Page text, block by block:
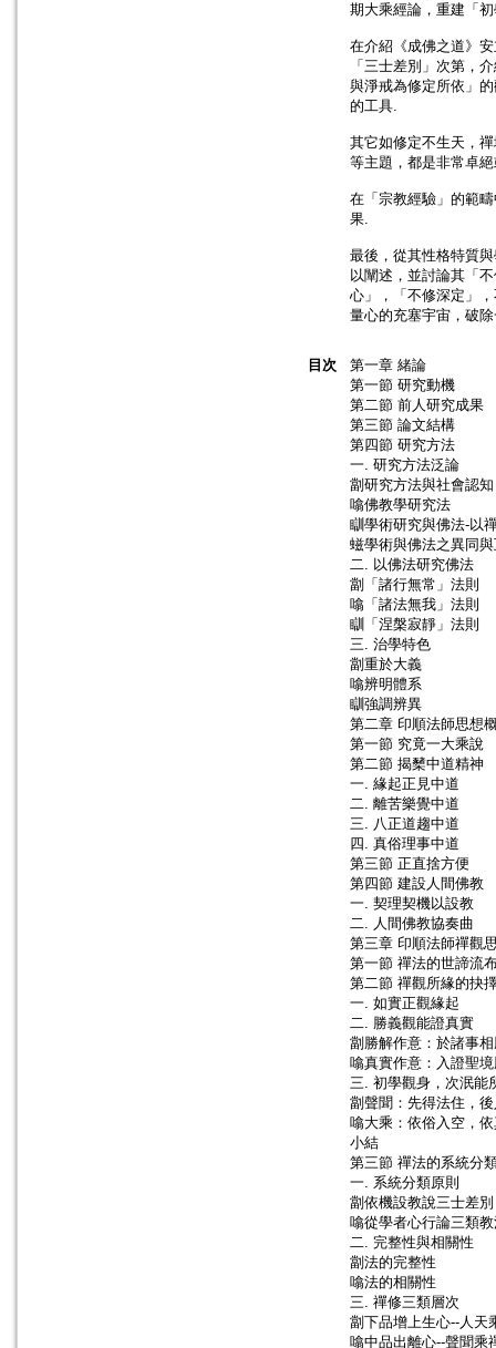
期大乘經論，重建「
在介紹《成佛之道》
「三士差別」次第，
與淨戒為修定所依」
的工具.
其它如修定不生天，
等主題，都是非常卓
在「宗教經驗」的範
果.
最後，從其性格特質
以闡述，並討論其「
心」，「不修深定」
量心的充塞宇宙，破
目次
第一章 緒論
第一節 研究動機
第二節 前人研究成果
第三節 論文結構
第四節 研究方法
一. 研究方法泛論
劏研究方法與社會認知
噏佛教學研究法
瞓學術研究與佛法-以
螆學術與佛法之異同
二. 以佛法研究佛法
劏「諸行無常」法則
噏「諸法無我」法則
瞓「涅槃寂靜」法則
三. 治學特色
劏重於大義
噏辨明體系
瞓強調辨異
第二章 印順法師思想
第一節 究竟一大乘說
第二節 揭櫫中道精神
一. 緣起正見中道
二. 離苦樂覺中道
三. 八正道趨中道
四. 真俗理事中道
第三節 正直捨方便
第四節 建設人間佛教
一. 契理契機以設教
二. 人間佛教協奏曲
第三章 印順法師禪觀
第一節 禪法的世諦流
第二節 禪觀所緣的抉
一. 如實正觀緣起
二. 勝義觀能證真實
劏勝解作意：於諸事
噏真實作意：入證聖
三. 初學觀身，次泯能
劏聲聞：先得法住，
噏大乘：依俗入空，
小結
第三節 禪法的系統分
一. 系統分類原則
劏依機設教說三士差別
噏從學者心行論三類
二. 完整性與相關性
劏法的完整性
噏法的相關性
三. 禪修三類層次
劏下品增上生心--人天
噏中品出離心--聲聞乘